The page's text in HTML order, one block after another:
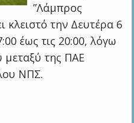
”Λάμπρος
κλειστό την Δευτέρα 6
έως τις 20:00, λόγω
της ΠΑΕ
ΝΠΣ.